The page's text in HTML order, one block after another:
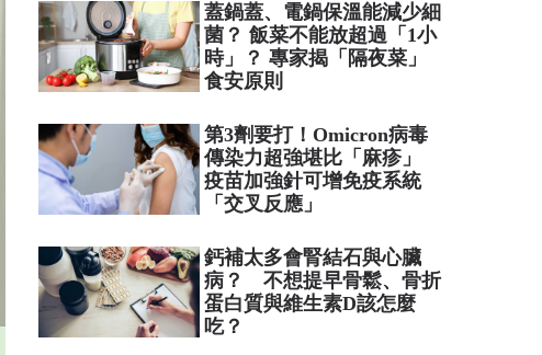
蓋鍋蓋、電鍋保溫能減少細
菌？ 飯菜不能放超過「1小
時」？ 專家揭「隔夜菜」
食安原則
第3劑要打！Omicron病毒
傳染力超強堪比「麻疹」
疫苗加強針可增免疫系統
「交叉反應」
鈣補太多會腎結石與心臟
病？ 不想提早骨鬆、骨折
蛋白質與維生素D該怎麼
吃？